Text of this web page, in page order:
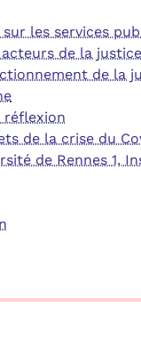
les services
de la
de la
réflexion
de la crise du
de Rennes 1,